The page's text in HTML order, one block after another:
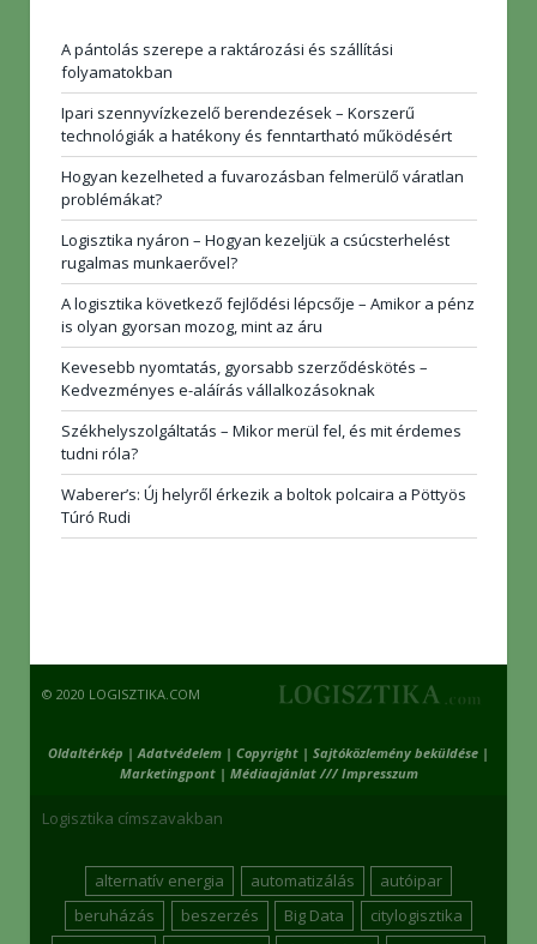
A pántolás szerepe a raktározási és szállítási
folyamatokban
Ipari szennyvízkezelő berendezések – Korszerű
technológiák a hatékony és fenntartható működésért
Hogyan kezelheted a fuvarozásban felmerülő váratlan
problémákat?
Logisztika nyáron – Hogyan kezeljük a csúcsterhelést
rugalmas munkaerővel?
A logisztika következő fejlődési lépcsője – Amikor a pénz
is olyan gyorsan mozog, mint az áru
Kevesebb nyomtatás, gyorsabb szerződéskötés –
Kedvezményes e-aláírás vállalkozásoknak
Székhelyszolgáltatás – Mikor merül fel, és mit érdemes
tudni róla?
Waberer’s: Új helyről érkezik a boltok polcaira a Pöttyös
Túró Rudi
© 2020 LOGISZTIKA.COM
Oldaltérkép |Adatvédelem | Copyright | Sajtóközlemény beküldése |
Marketingpont| Médiaajánlat /// Impresszum
Logisztika címszavakban
alternatív energia automatizálás
autóipar
beruházás
beszerzés Big Data
citylogisztika